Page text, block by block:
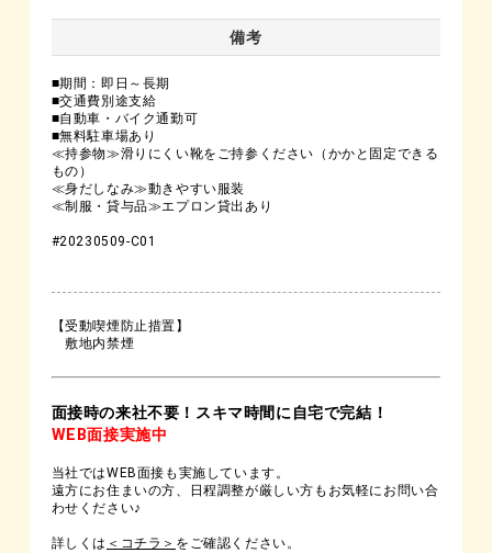
備考
■期間：即日～長期
■交通費別途支給
■自動車・バイク通勤可
■無料駐車場あり
≪持参物≫滑りにくい靴をご持参ください（かかと固定できる
もの）
≪身だしなみ≫動きやすい服装
≪制服・貸与品≫エプロン貸出あり
#20230509-C01
【受動喫煙防止措置】
敷地内禁煙
面接時の来社不要！スキマ時間に自宅で完結！
WEB面接実施中
当社ではWEB面接も実施しています。
遠方にお住まいの方、日程調整が厳しい方もお気軽にお問い合
わせください♪
詳しくは ＜コチラ＞ をご確認ください。